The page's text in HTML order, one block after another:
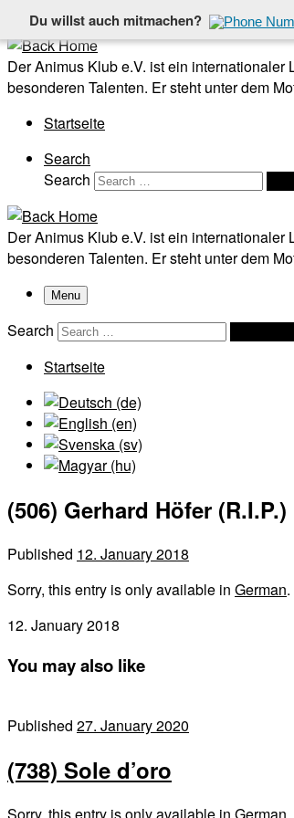
Du willst auch mitmachen?
Skip to content
Der Animus Klub e.V. ist ein
besonderen Talenten. Er steht unter dem
Startseite
Search
Search
Der Animus Klub e.V. ist ein
besonderen Talenten. Er steht unter dem
Menu
Search
Startseite
(506) Gerhard Höfer (R.I.P.)
Published 12. January 2018
Sorry, this entry is only available in German.
12. January 2018
You may also like
Published 27. January 2020
(738) Sole d’oro